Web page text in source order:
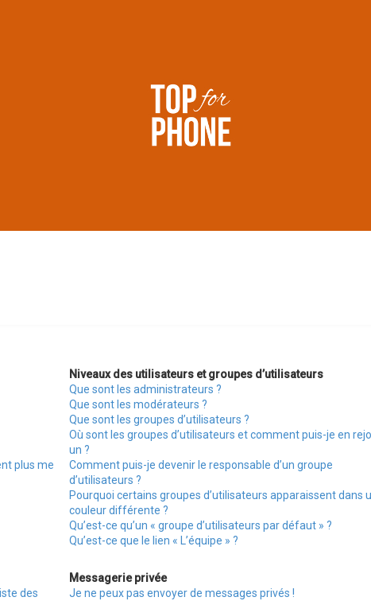
plus me
des
Niveaux des utilisateurs et groupes d’utilisateurs
Que sont les administrateurs ?
Que sont les modérateurs ?
Que sont les groupes d’utilisateurs ?
Où sont les groupes d’utilisateurs et comment puis-je en
un ?
Comment puis-je devenir le responsable d’un groupe
d’utilisateurs ?
Pourquoi certains groupes d’utilisateurs apparaissent dans
couleur différente ?
Qu’est-ce qu’un « groupe d’utilisateurs par défaut » ?
Qu’est-ce que le lien « L’équipe » ?
Messagerie privée
Je ne peux pas envoyer de messages privés !